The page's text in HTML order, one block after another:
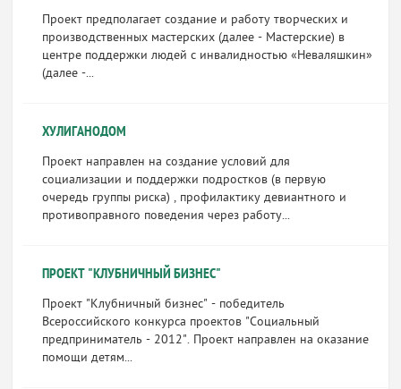
Проект предполагает создание и работу творческих и
производственных мастерских (далее - Мастерские) в
центре поддержки людей с инвалидностью «Неваляшкин»
(далее -...
ХУЛИГАНОДОМ
Проект направлен на создание условий для
социализации и поддержки подростков (в первую
очередь группы риска) , профилактику девиантного и
противоправного поведения через работу...
ПРОЕКТ "КЛУБНИЧНЫЙ БИЗНЕС"
Проект "Клубничный бизнес" - победитель
Всероссийского конкурса проектов "Социальный
предприниматель - 2012". Проект направлен на оказание
помощи детям...